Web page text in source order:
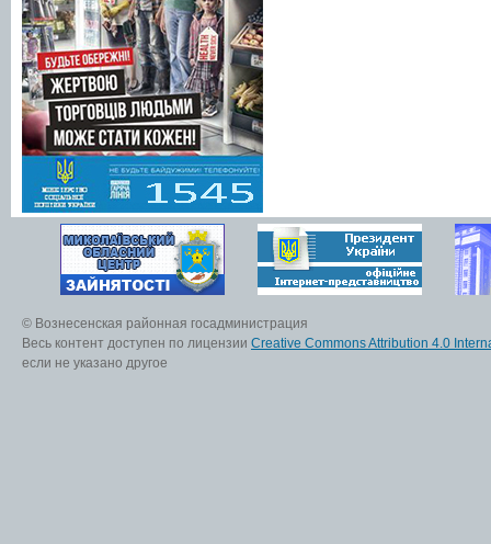
© Вознесенская районная госадминистрация
Весь контент доступен по лицензии Creative Commons Attribution 4.0
если не указано другое